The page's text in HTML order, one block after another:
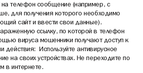
телефон сообщение (например, с
для получения которого необходимо
сайт и ввести свои данные).
ссылку, по которой в телефон
вируса мошенники получают доступ к
Используйте антивирусное
на своих устройствах. Не переходите по
в интернете.